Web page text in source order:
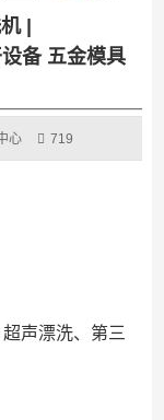
|
备 五金模具
心 719
声漂洗、第三